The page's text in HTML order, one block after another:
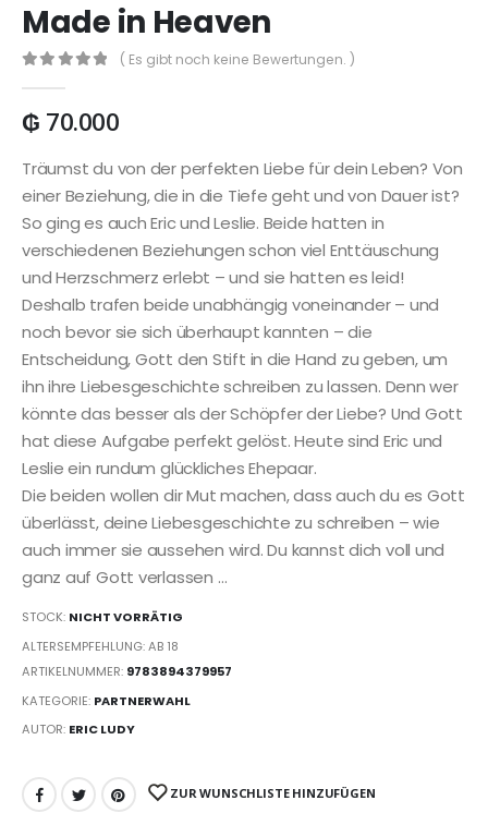
Made in Heaven
( Es gibt noch keine Bewertungen. )
₲ 70.000
Träumst du von der perfekten Liebe für dein Leben? Von
einer Beziehung, die in die Tiefe geht und von Dauer ist?
So ging es auch Eric und Leslie. Beide hatten in
verschiedenen Beziehungen schon viel Enttäuschung
und Herzschmerz erlebt – und sie hatten es leid!
Deshalb trafen beide unabhängig voneinander – und
noch bevor sie sich überhaupt kannten – die
Entscheidung, Gott den Stift in die Hand zu geben, um
ihn ihre Liebesgeschichte schreiben zu lassen. Denn wer
könnte das besser als der Schöpfer der Liebe? Und Gott
hat diese Aufgabe perfekt gelöst. Heute sind Eric und
Leslie ein rundum glückliches Ehepaar.
Die beiden wollen dir Mut machen, dass auch du es Gott
überlässt, deine Liebesgeschichte zu schreiben – wie
auch immer sie aussehen wird. Du kannst dich voll und
ganz auf Gott verlassen …
STOCK: NICHT VORRÄTIG
ALTERSEMPFEHLUNG: AB 18
ARTIKELNUMMER: 9783894379957
KATEGORIE: PARTNERWAHL
AUTOR: ERIC LUDY
ZUR WUNSCHLISTE HINZUFÜGEN